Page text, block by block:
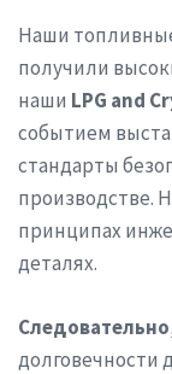
Наши
получили
наши LPG and
событием
стандарты
производстве.
принципах
деталях.
Следовательно
долговечности